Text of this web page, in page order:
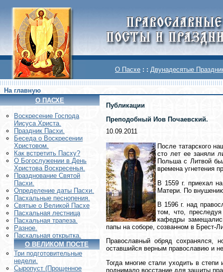
О Пасхе : : Двунадесятые
На главную
О ПАСХЕ
Воскреcение Господа
Иисуса Христа.
Праздник Пасхи.
Беседа о Воскресении
Христовом.
Как встретить Пасху?
О Богослужении в День
Христова Воскресенья.
Празднование Святой
Пасхи.
Определение даты Пасхи.
Пасхальные песнопения.
Святые о Великой Пасхе
Пасхальная лестница
Пасхальная трапеза.
Разное.
Пасхальная открытка.
О ВЕЛИКОМ ПОСТЕ
Три подготовительные
недели.
Сыропуст (Прощенное
Публикации
Преподобный Иов Почаевский.
10.09.2011
После татарского
сто лет ее заняли
Польша с Литвой
времена угнетения
В 1559 г. приехал
Матери. По
В 1596 г. над
том, что, преследуя
кафедры
папы на соборе, созванном в Брест-
Православный обряд сохранялся,
оставшийся верным православию и
Тогда многие стали уходить в степи
поднимало восстание для защиты